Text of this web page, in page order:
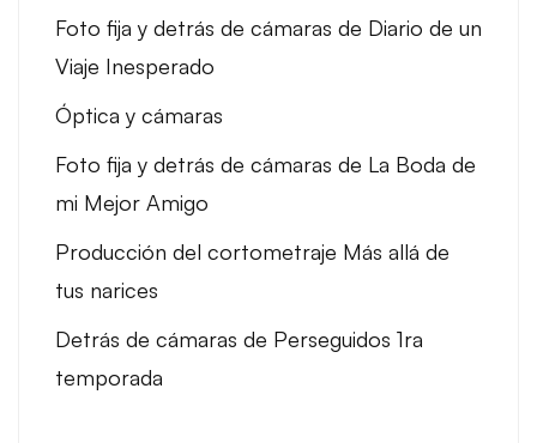
Foto fija y detrás de cámaras de Diario de un
Viaje Inesperado
Óptica y cámaras
Foto fija y detrás de cámaras de La Boda de
mi Mejor Amigo
Producción del cortometraje Más allá de
tus narices
Detrás de cámaras de Perseguidos 1ra
temporada